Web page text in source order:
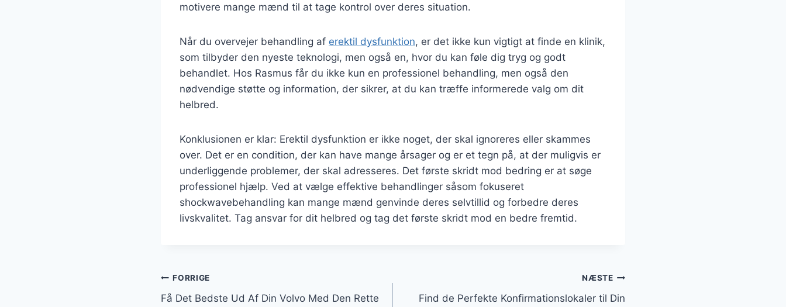
motivere mange mænd til at tage kontrol over deres situation.
Når du overvejer behandling af erektil dysfunktion, er det ikke kun vigtigt at finde en klinik,
som tilbyder den nyeste teknologi, men også en, hvor du kan føle dig tryg og godt
behandlet. Hos Rasmus får du ikke kun en professionel behandling, men også den
nødvendige støtte og information, der sikrer, at du kan træffe informerede valg om dit
helbred.
Konklusionen er klar: Erektil dysfunktion er ikke noget, der skal ignoreres eller skammes
over. Det er en condition, der kan have mange årsager og er et tegn på, at der muligvis er
underliggende problemer, der skal adresseres. Det første skridt mod bedring er at søge
professionel hjælp. Ved at vælge effektive behandlinger såsom fokuseret
shockwavebehandling kan mange mænd genvinde deres selvtillid og forbedre deres
livskvalitet. Tag ansvar for dit helbred og tag det første skridt mod en bedre fremtid.
Indlægsnavigation
FORRIGE
Få Det Bedste Ud Af Din Volvo Med Den Rette
NÆSTE
Find de Perfekte Konfirmationslokaler til Din